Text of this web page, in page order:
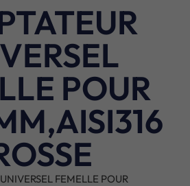
POUR
FEMELLE POUR